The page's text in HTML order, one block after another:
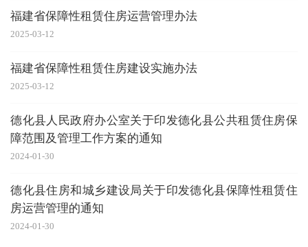
福建省保障性租赁住房运营管理办法
2025-03-12
福建省保障性租赁住房建设实施办法
2025-03-12
德化县人民政府办公室关于印发德化县公共租赁住房保
障范围及管理工作方案的通知
2024-01-30
德化县住房和城乡建设局关于印发德化县保障性租赁住
房运营管理的通知
2024-01-30